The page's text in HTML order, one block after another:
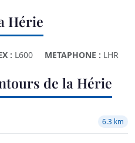
Hérie
: L600 METAPHONE : LHR
de la Hérie
6.3 km